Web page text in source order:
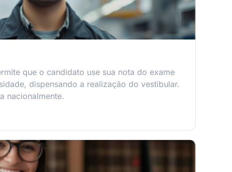
que o candidato use sua nota do exame
dispensando a realização do vestibular.
nacionalmente.